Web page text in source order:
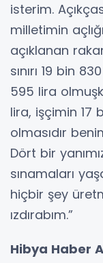
isterim.
milletimin
açıklanan
sınırı 19 bin
595 lira
lira, işçimin 17
olmasıdır
Dört bir
sınamaları
hiçbir şey
ızdırabım.”
Hibya Haber